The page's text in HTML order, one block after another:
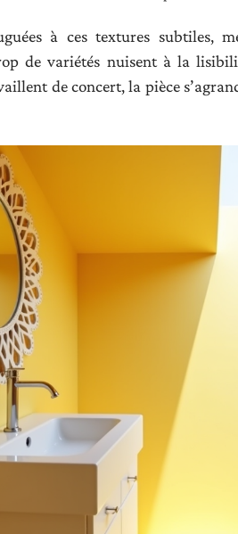
à ces textures subtiles,
de variétés nuisent à la
de concert, la pièce